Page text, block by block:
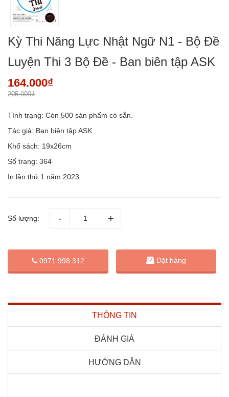
Kỳ Thi Năng Lực Nhật Ngữ N1 - Bộ Đề
Luyện Thi 3 Bộ Đề - Ban biên tập ASK
164.000₫
205.000₫
Tình trạng: Còn 500 sản phẩm có sẵn.
Tác giả: Ban biên tập ASK
Khổ sách: 19x26cm
Số trang: 364
In lần thứ 1 năm 2023
Số lượng:
0971 998 312 Đặt hàng
THÔNG TIN
ĐÁNH GIÁ
HƯỚNG DẪN